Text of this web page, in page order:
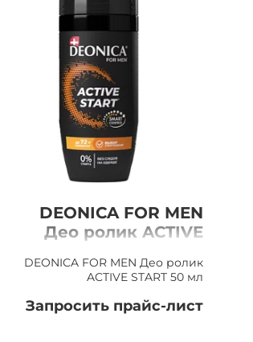
DEONICA FOR MEN
Део ролик ACTIVE
DEONICA FOR MEN Део ролик
ACTIVE START 50 мл
Запросить прайс-лист